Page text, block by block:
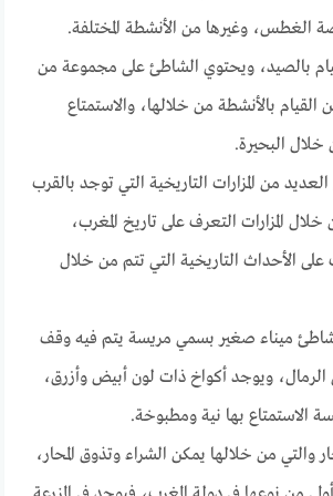
الغطس، وغيرها من الأنشطة المختلفة.
بالصيد، ويحتوي الشاطئ على مجموعة من
القيام بالأنشطة من خلالها، والاستمتاع
البحيرة.
من المزارات التاريخية التي توجد بالقرب
المزارات التعرف على تاريخ المغرب،
على الأحداث التاريخية التي تتم من خلال
ميناء صغير بسمي مريسة يتم فيه وقف
ويوجد أكواخ ذات لون أبيض وأزرق،
الاستمتاع بها نية ومطبوخة.
والتي من خلالها يمكن الشراء وتذوق المحار،